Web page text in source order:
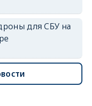
для СБУ на